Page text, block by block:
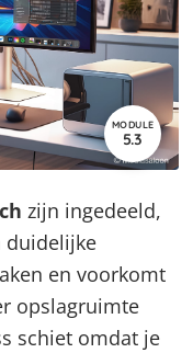
zijn ingedeeld,
duidelijke
en voorkomt
opslagruimte
schiet omdat je
MODULE
5.3